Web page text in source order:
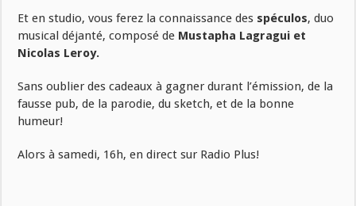
Et en studio, vous ferez la connaissance des spéculos, duo
musical déjanté, composé de Mustapha Lagragui et
Nicolas Leroy.
Sans oublier des cadeaux à gagner durant l’émission, de la
fausse pub, de la parodie, du sketch, et de la bonne
humeur!
Alors à samedi, 16h, en direct sur Radio Plus!